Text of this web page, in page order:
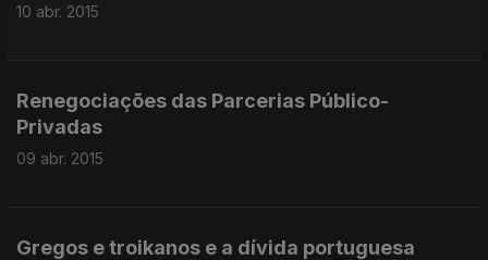
10 abr. 2015
Renegociações das Parcerias Público-
Privadas
09 abr. 2015
Gregos e troikanos e a dívida portuguesa